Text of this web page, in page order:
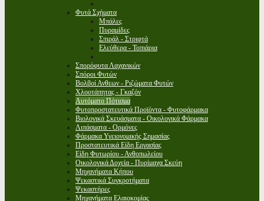
Φυτά Σχήματα
Μπάλες
Πυραμίδες
Σπιράλ - Στριφτά
Ελεύθερα - Τοπιάρια
Σπορόφυτα Λαχανικών
Σπόροι Φυτών
Βολβοί Ανθεων - Ριζώματα Φυτών
Χλοοτάπητας - Γκαζόν
Αυτόματο Πότισμα
Φυτοπροστατευτικά Προϊόντα - Φυτοφάρμακα
Βιολογικά Σκευάσματα - Οικολογικά Φάρμακα
Λιπάσματα - Ορμόνες
Φάρμακα Υγειονομικής Σημασίας
Προστατευτικά Είδη Εργασίας
Είδη Φυτωρίου - Ανθοπωλείου
Οικολογικά Δοχεία - Πυρίμαχα Σκεύη
Μηχανήματα Κήπου
Ψεκαστικά Συγκροτήματα
Ψεκαστήρες
Μηχανήματα Ελαιοκομίας